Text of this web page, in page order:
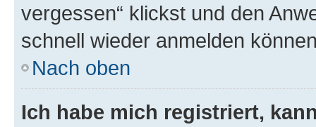
vergessen“ klickst und den
schnell wieder anmelden
Nach oben
Ich habe mich registriert,